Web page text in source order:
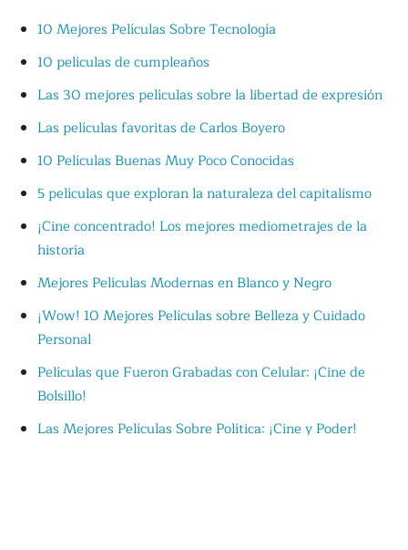
10 Mejores Películas Sobre Tecnología
10 películas de cumpleaños
Las 30 mejores películas sobre la libertad de expresión
Las películas favoritas de Carlos Boyero
10 Películas Buenas Muy Poco Conocidas
5 películas que exploran la naturaleza del capitalismo
¡Cine concentrado! Los mejores mediometrajes de la
historia
Mejores Películas Modernas en Blanco y Negro
¡Wow! 10 Mejores Películas sobre Belleza y Cuidado
Personal
Películas que Fueron Grabadas con Celular: ¡Cine de
Bolsillo!
Las Mejores Películas Sobre Política: ¡Cine y Poder!